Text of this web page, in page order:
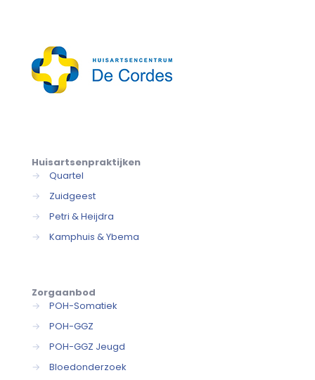
Huisartsenpraktijken
→
Quartel
→
Zuidgeest
→
Petri & Heijdra
→
Kamphuis & Ybema
Zorgaanbod
→
POH-Somatiek
→
POH-GGZ
→
POH-GGZ Jeugd
→
Bloedonderzoek